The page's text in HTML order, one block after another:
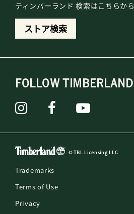
ティンバーランド 検索はこちらから
ストア検索
FOLLOW TIMBERLAND
© TBL Licensing LLC
Trademarks
Terms of Use
Privacy